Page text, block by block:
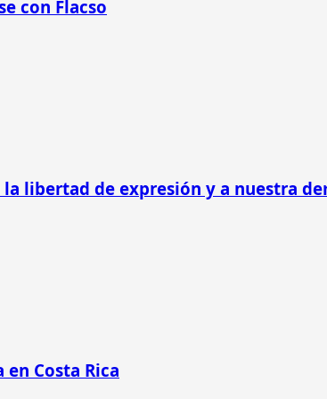
con Flacso
libertad de expresión y a nuestra
Costa Rica